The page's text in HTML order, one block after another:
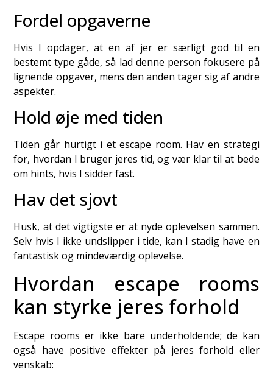
Fordel opgaverne
Hvis I opdager, at en af jer er særligt god til en
bestemt type gåde, så lad denne person fokusere på
lignende opgaver, mens den anden tager sig af andre
aspekter.
Hold øje med tiden
Tiden går hurtigt i et escape room. Hav en strategi
for, hvordan I bruger jeres tid, og vær klar til at bede
om hints, hvis I sidder fast.
Hav det sjovt
Husk, at det vigtigste er at nyde oplevelsen sammen.
Selv hvis I ikke undslipper i tide, kan I stadig have en
fantastisk og mindeværdig oplevelse.
Hvordan escape rooms
kan styrke jeres forhold
Escape rooms er ikke bare underholdende; de kan
også have positive effekter på jeres forhold eller
venskab: